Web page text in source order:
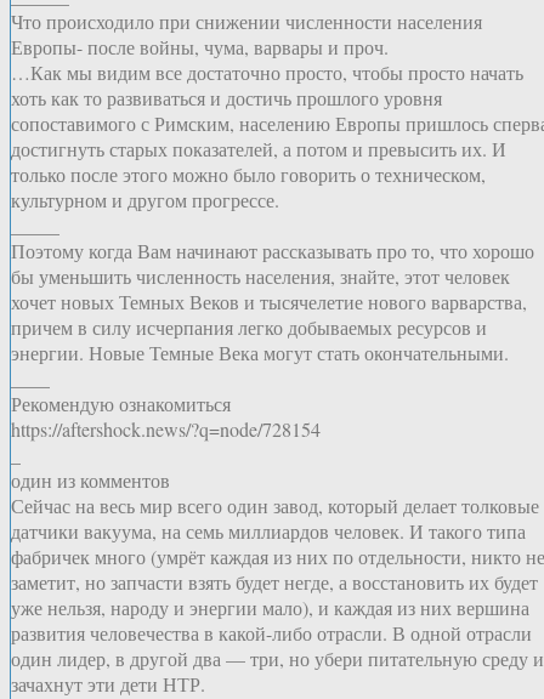
Что происходило при снижении численности населения
Европы- после войны, чума, варвары и проч.
…Как мы видим все достаточно просто, чтобы просто начать
хоть как то развиваться и достичь прошлого уровня
сопоставимого с Римским, населению Европы пришлось
достигнуть старых показателей, а потом и превысить их. И
только после этого можно было говорить о техническом,
культурном и другом прогрессе.
Поэтому когда Вам начинают рассказывать про то, что хорошо
бы уменьшить численность населения, знайте, этот человек
хочет новых Темных Веков и тысячелетие нового варварства,
причем в силу исчерпания легко добываемых ресурсов и
энергии. Новые Темные Века могут стать окончательными.
Рекомендую ознакомиться
https://aftershock.news/?q=node/728154
один из комментов
Сейчас на весь мир всего один завод, который делает толковые
датчики вакуума, на семь миллиардов человек. И такого типа
фабричек много (умрёт каждая из них по отдельности, никто не
заметит, но запчасти взять будет негде, а восстановить их будет
уже нельзя, народу и энергии мало), и каждая из них вершина
развития человечества в какой-либо отрасли. В одной отрасли
один лидер, в другой два — три, но убери питательную среду и
зачахнут эти дети НТР.